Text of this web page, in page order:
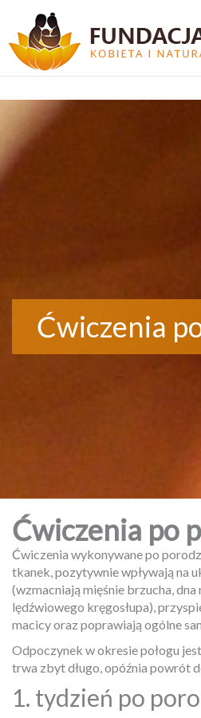
Ćwiczenia
Ćwiczenia po
Ćwiczenia wykonywane po
tkanek, pozytywnie wpływają na
(wzmacniają mięśnie brzucha, dna
lędźwiowego kręgosłupa),
macicy oraz poprawiają ogólne
Odpoczynek w okresie połogu
trwa zbyt długo, opóźnia powrót
1. tydzień po